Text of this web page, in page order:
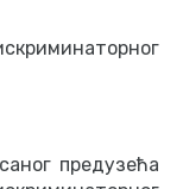
предузећа